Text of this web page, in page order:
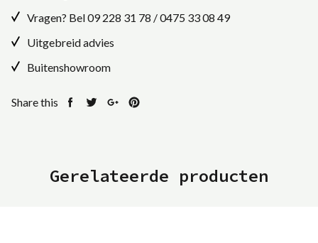
Vragen? Bel09 228 31 78 /0475 33 08 49
Uitgebreid advies
Buitenshowroom
Share this
Gerelateerde producten